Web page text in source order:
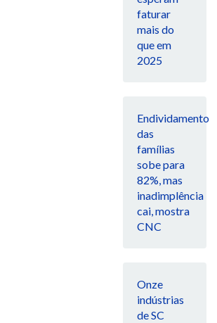
faturar
mais do
que em
2025
Endividamento
das
famílias
sobe para
82%, mas
inadimplência
cai, mostra
CNC
Onze
indústrias
de SC